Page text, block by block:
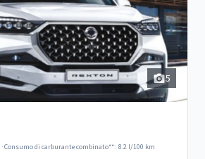
5
·Consumo di carburante combinato**: 8.2 l/100 km